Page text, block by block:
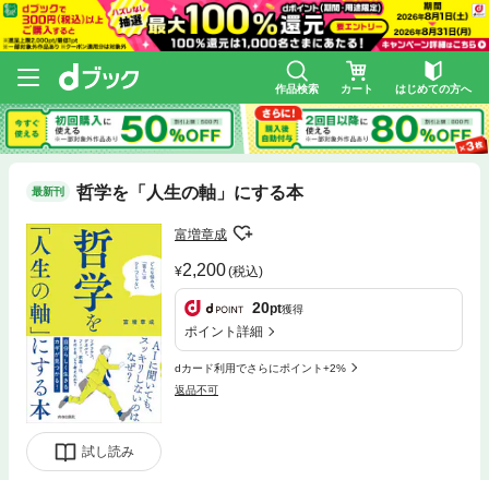
作品検索 カート はじめての方へ
最新刊 哲学を「人生の軸」にする本
試し読み
富増章成
2,200(税込)
20pt獲得
ポイント詳細
dカード利用でさらにポイント+2%
返品不可